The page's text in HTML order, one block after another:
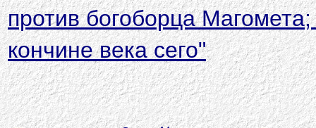
против богоборца
кончине века сего"